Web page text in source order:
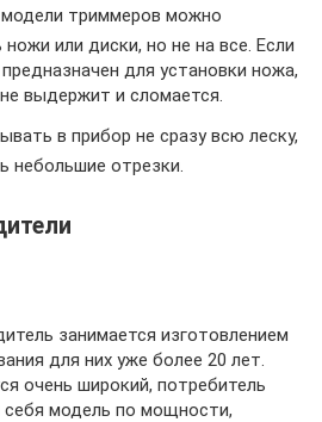
триммеров можно
ножи или диски, но не на все. Если
для установки ножа,
выдержит и сломается.
в прибор не сразу всю леску,
небольшие отрезки.
занимается изготовлением
для них уже более 20 лет.
очень широкий, потребитель
модель по мощности,